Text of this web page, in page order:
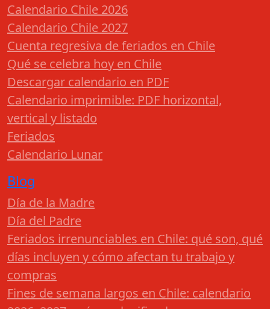
Calendario Chile 2026
Calendario Chile 2027
Cuenta regresiva de feriados en Chile
Qué se celebra hoy en Chile
Descargar calendario en PDF
Calendario imprimible: PDF horizontal,
vertical y listado
Feriados
Calendario Lunar
Blog
Día de la Madre
Día del Padre
Feriados irrenunciables en Chile: qué son, qué
días incluyen y cómo afectan tu trabajo y
compras
Fines de semana largos en Chile: calendario